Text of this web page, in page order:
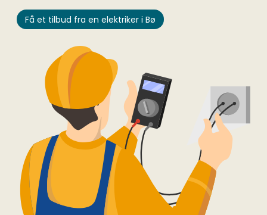
Få et tilbud fra en elektriker i Bø